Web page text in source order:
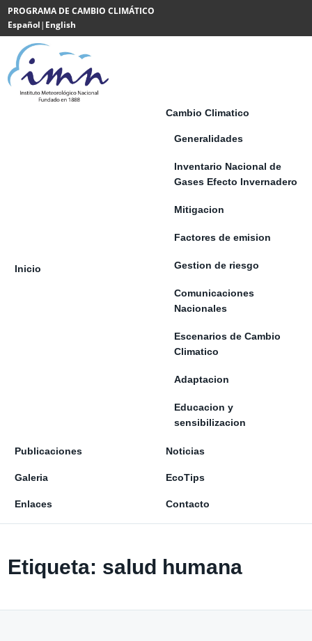
Saltar al contenido
PROGRAMA DE CAMBIO CLIMÁTICO
Español| English
Powered
by
Translate
Inicio
Cambio Climatico
Generalidades
Inventario Nacional de
Gases Efecto Invernadero
Mitigacion
Factores de emision
Gestion de riesgo
Comunicaciones
Nacionales
Escenarios de Cambio
Climatico
Adaptacion
Educacion y
sensibilizacion
Publicaciones Noticias
Galeria EcoTips
Enlaces Contacto
Etiqueta: salud humana